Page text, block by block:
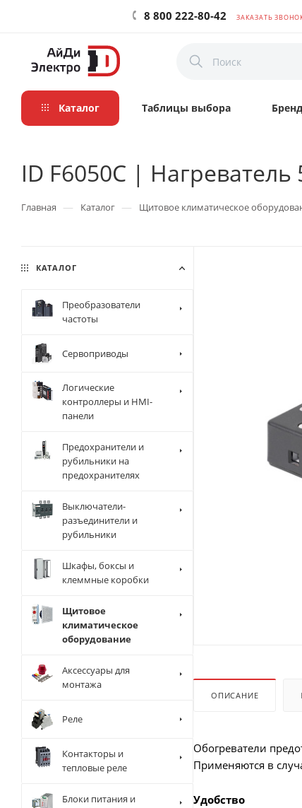
8 800 222-80-42 ЗАКАЗАТЬ
Каталог Таблицы выбора
ID F6050C |
Главная — Каталог — Щитовое климатическое
ОПИСАНИЕ
Обогреватели
Применяются в
Удобство
КАТАЛОГ
Преобразователи
частоты
Сервоприводы
Логические
контроллеры и HMI-
панели
Предохранители и
рубильники на
предохранителях
Выключатели-
разъединители и
рубильники
Шкафы, боксы и
клеммные коробки
Щитовое
климатическое
оборудование
Аксессуары для
монтажа
Реле
Контакторы и
тепловые реле
Блоки питания и